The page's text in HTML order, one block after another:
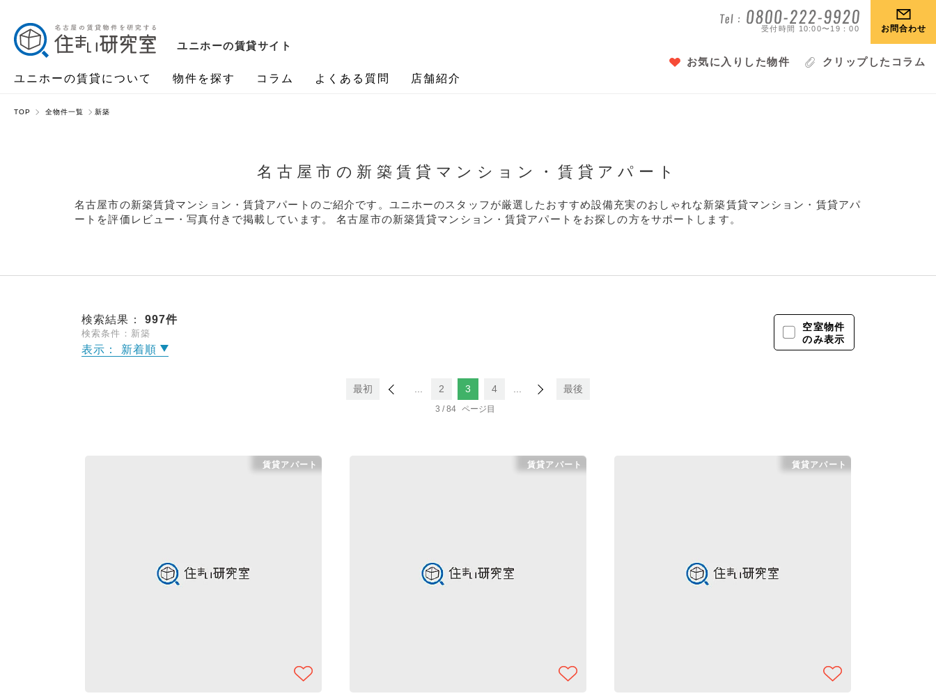
ユニホーの賃貸サイト
ユニホーの賃貸について 物件を探す コラム よくある質問 店舗紹介
受付時間 10:00〜19：00 お問合わせ
お気に入りした物件 クリップしたコラム
TOP 全物件一覧 新築
名古屋市の新築賃貸マンション・賃貸アパート
名古屋市の新築賃貸マンション・賃貸アパートのご紹介です。ユニホーのスタッフが厳選したおすすめ設備充実のおしゃれな新築賃貸マンション・賃貸アパ
ートを評価レビュー・写真付きで掲載しています。 名古屋市の新築賃貸マンション・賃貸アパートをお探しの方をサポートします。
検索結果： 997件
検索条件：新築
表示： 新着順
保存条件で
探す
空室物件
のみ表示
3 / 84
最初 2 3 4 最後
賃貸アパート 賃貸アパート 賃貸アパート